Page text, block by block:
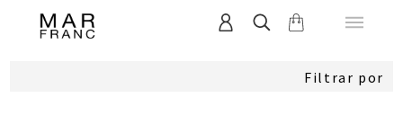
Filtrar por